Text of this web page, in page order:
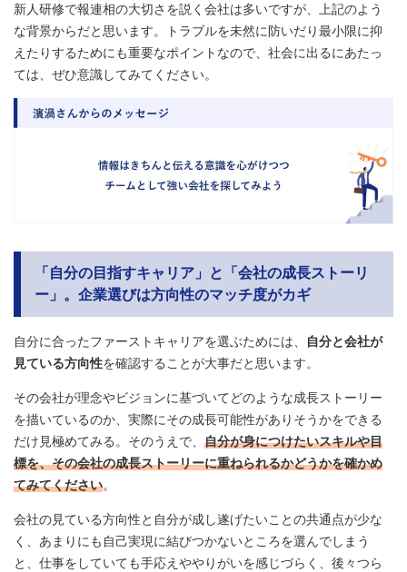
新人研修で報連相の大切さを説く会社は多いですが、上記のよう
な背景からだと思います。トラブルを未然に防いだり最小限に抑
えたりするためにも重要なポイントなので、社会に出るにあたっ
ては、ぜひ意識してみてください。
「自分の目指すキャリア」と「会社の成長ストーリ
ー」。企業選びは方向性のマッチ度がカギ
自分に合ったファーストキャリアを選ぶためには、
自分と会社が
見ている方向性を確認することが大事だと思います。
その会社が理念やビジョンに基づいてどのような成長ストーリー
を描いているのか、実際にその成長可能性がありそうかをできる
だけ見極めてみる。そのうえで、 自分が身につけたいスキルや目
標を、その会社の成長ストーリーに重ねられるかどうかを確かめ
てみてください。
会社の見ている方向性と自分が成し遂げたいことの共通点が少な
く、あまりにも自己実現に結びつかないところを選んでしまう
と、仕事をしていても手応えややりがいを感じづらく、後々つら